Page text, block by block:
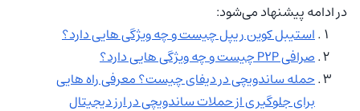
در ادامه پیشنهاد می‌شود:
استیبل کوین ریپل چیست و چه ویژگی هایی دارد؟
صرافی P2P چیست و چه ویژگی هایی دارد؟
حمله ساندویچی در دیفای چیست؟ معرفی راه هایی
برای جلوگیری از حملات ساندویچی در ارز دیجیتال